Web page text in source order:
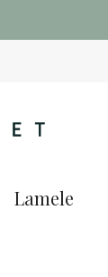
Lamele